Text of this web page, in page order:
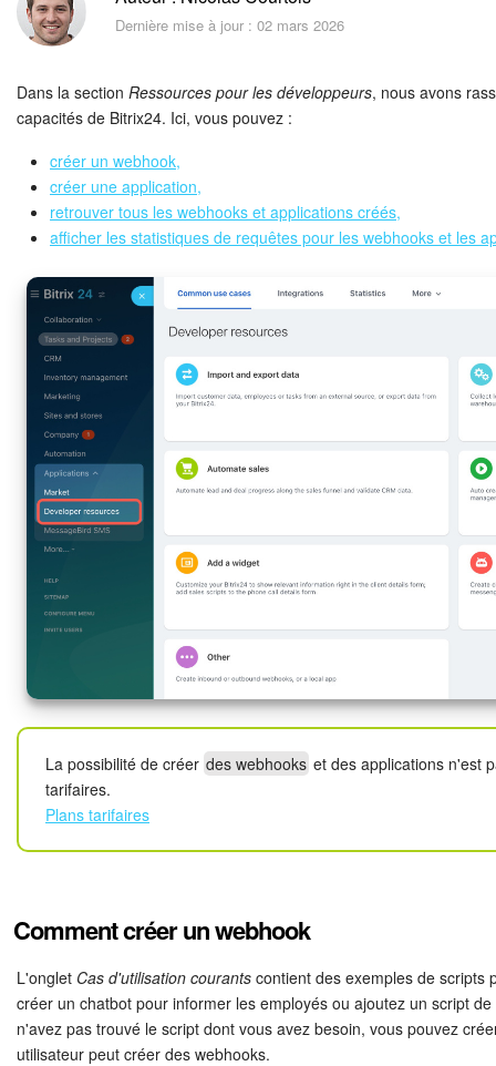
Sécurité dans Bitrix24
Abonnement
Actualités
Tâches et projets
Messenger
Collabs
Groupes de travail
Calendriers
Bitrix24 Drive
Base de connaissances
Sites
Boutique en ligne
Gestion des stocks
Messagerie web
CRM
CoPilot - IA dans Bitrix24
Signature électronique
Signature électronique pour les RH
Dernière mise à jour : 02 mars 2026
Dans la section Ressources pour les développeurs, nous avons
capacités de Bitrix24. Ici, vous pouvez :
créer un webhook,
créer une application,
retrouver tous les webhooks et applications créés,
afficher les statistiques de requêtes pour les webhooks et les
La possibilité de créer des webhooks et des applications n'est
tarifaires.
Plans tarifaires
Comment créer un webhook
L'onglet Cas d'utilisation courants contient des exemples de scripts
créer un chatbot pour informer les employés ou ajoutez un script
n'avez pas trouvé le script dont vous avez besoin, vous pouvez
utilisateur peut créer des webhooks.